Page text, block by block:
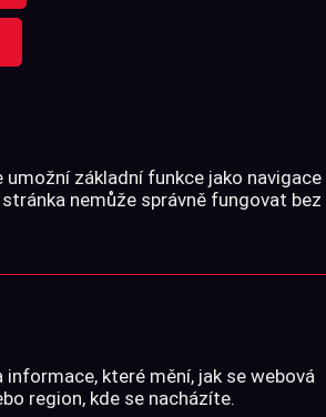
základní funkce jako navigace
nemůže správně fungovat bez
které mění, jak se webová
region, kde se nacházíte.
POUKAZY
STŘELECKÉ